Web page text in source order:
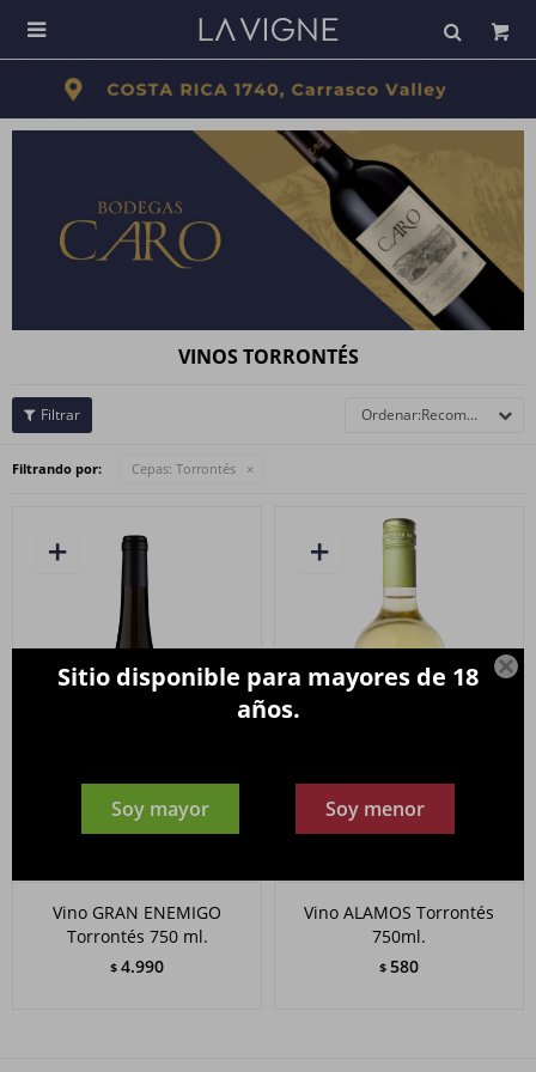

Sitio disponible para mayores de 18
años.
Soy mayor Soy menor

VINOS TORRONTÉS
Recomendados
Filtrando por: Cepas: Torrontés
Vino GRAN ENEMIGO
Torrontés 750 ml.
$ 4.990
Vino ALAMOS Torrontés
750ml.
$ 580